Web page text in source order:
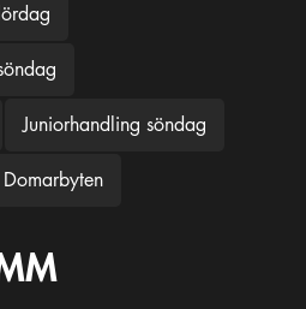
Juniorhandling söndag
Domarbyten